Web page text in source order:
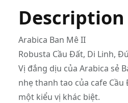
ê
I
I
q
u
Description
Arabica Ban Mê II
Robusta Cầu Đất, Di Linh,
Vị đắng dịu của Arabica sẻ
nhẹ thanh tao của cafe Cầu
một kiểu vị khác biệt.